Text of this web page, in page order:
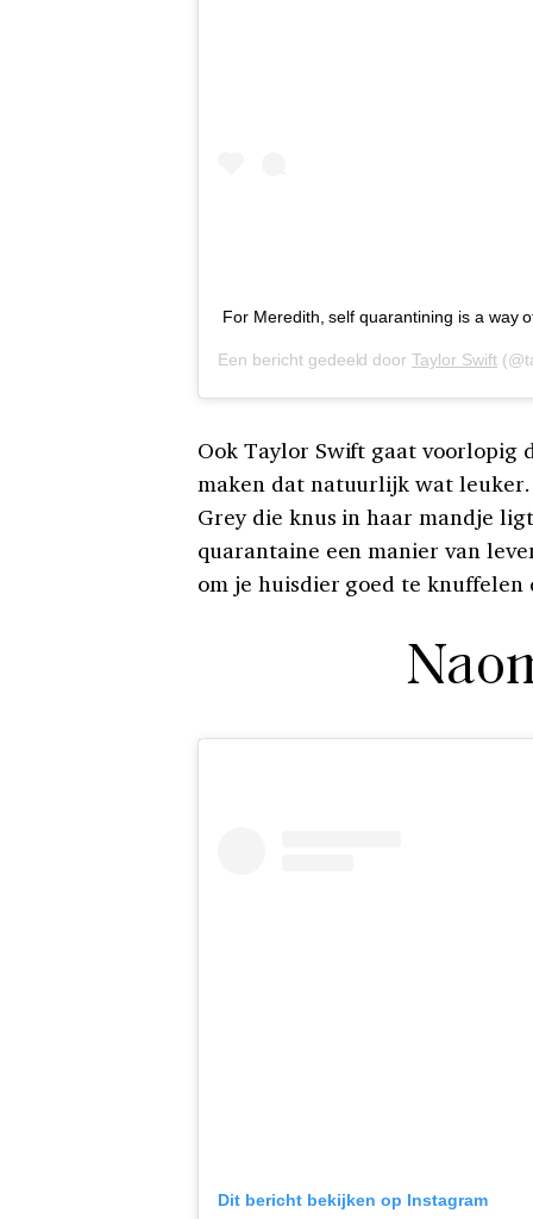
For Meredith, self quarantining is a way
Een bericht gedeeld doorTaylor Swift
Ook Taylor Swift gaat
maken dat natuurlijk wat
Grey die knus in haar mandje
quarantaine een manier van
om je huisdier goed te knuffelen
Dit bericht bekijken op Instagram